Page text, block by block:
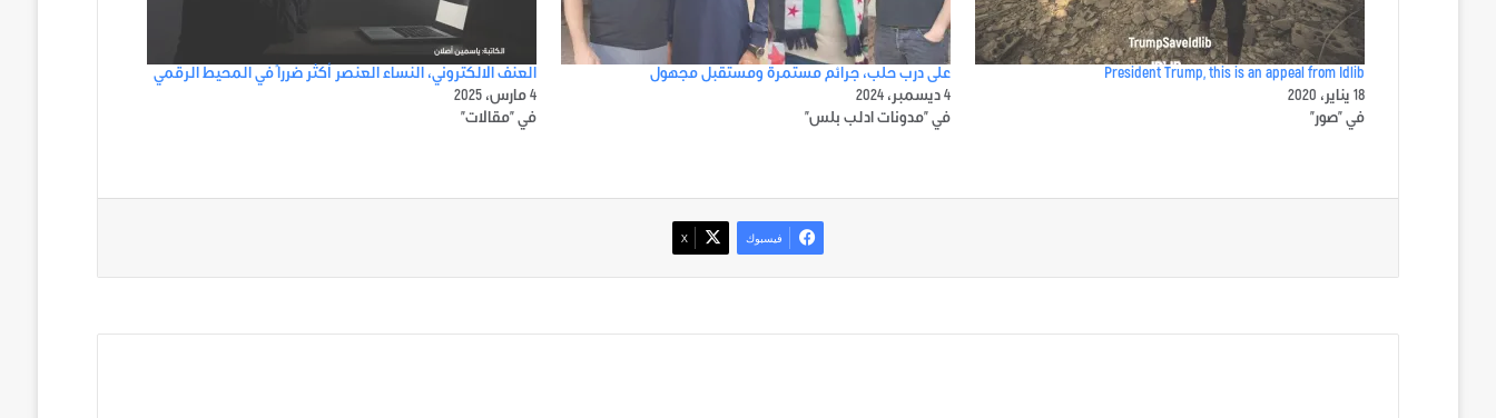
President Trump, this is an appeal from Idlib
18 يناير، 2020
في "صور"
على درب حلب، جرائم مستمرة ومستقبل مجهول
4 ديسمبر، 2024
في "مدونات ادلب بلس"
العنف الالكتروني، النساء العنصر أكثر ضرراً في المحيط الرقمي
4 مارس، 2025
في "مقالات"
فيسبوك ‫X